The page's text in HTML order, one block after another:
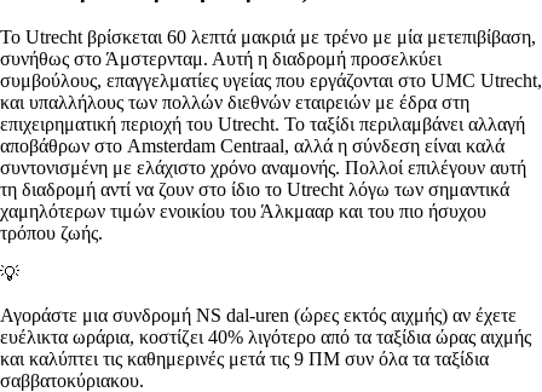
Το Utrecht βρίσκεται 60 λεπτά μακριά με τρένο με μία μετεπιβίβαση,
συνήθως στο Άμστερνταμ. Αυτή η διαδρομή προσελκύει
συμβούλους, επαγγελματίες υγείας που εργάζονται στο UMC Utrecht,
και υπαλλήλους των πολλών διεθνών εταιρειών με έδρα στη
επιχειρηματική περιοχή του Utrecht. Το ταξίδι περιλαμβάνει αλλαγή
αποβάθρων στο Amsterdam Centraal, αλλά η σύνδεση είναι καλά
συντονισμένη με ελάχιστο χρόνο αναμονής. Πολλοί επιλέγουν αυτή
τη διαδρομή αντί να ζουν στο ίδιο το Utrecht λόγω των σημαντικά
χαμηλότερων τιμών ενοικίου του Άλκμααρ και του πιο ήσυχου
τρόπου ζωής.
💡
Αγοράστε μια συνδρομή NS dal-uren (ώρες εκτός αιχμής) αν έχετε
ευέλικτα ωράρια, κοστίζει 40% λιγότερο από τα ταξίδια ώρας αιχμής
και καλύπτει τις καθημερινές μετά τις 9 ΠΜ συν όλα τα ταξίδια
σαββατοκύριακου.